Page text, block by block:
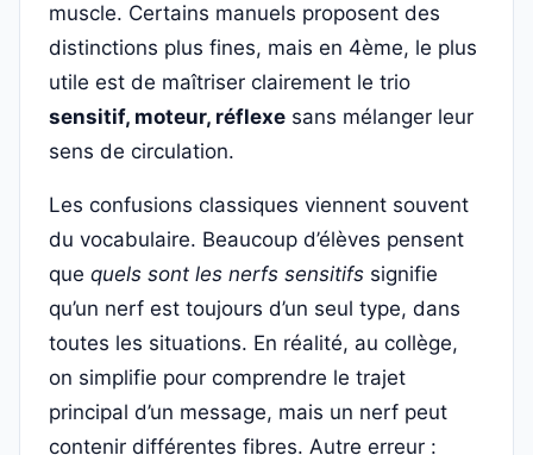
muscle. Certains manuels proposent des
distinctions plus fines, mais en 4ème, le plus
utile est de maîtriser clairement le trio
sensitif, moteur, réflexe sans mélanger leur
sens de circulation.
Les confusions classiques viennent souvent
du vocabulaire. Beaucoup d’élèves pensent
que quels sont les nerfs sensitifs signifie
qu’un nerf est toujours d’un seul type, dans
toutes les situations. En réalité, au collège,
on simplifie pour comprendre le trajet
principal d’un message, mais un nerf peut
contenir différentes fibres. Autre erreur :